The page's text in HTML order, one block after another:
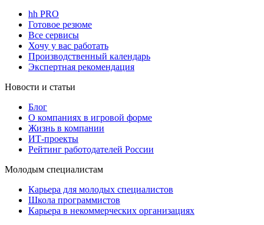
hh PRO
Готовое резюме
Все сервисы
Хочу у вас работать
Производственный календарь
Экспертная рекомендация
Новости и статьи
Блог
О компаниях в игровой форме
Жизнь в компании
ИТ-проекты
Рейтинг работодателей России
Молодым специалистам
Карьера для молодых специалистов
Школа программистов
Карьера в некоммерческих организациях